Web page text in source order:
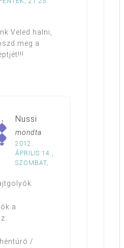
Veled halni,
meg a
Nussi
mondta
2012.
ÁPRILIS 14.,
SZOMBAT,
a
/